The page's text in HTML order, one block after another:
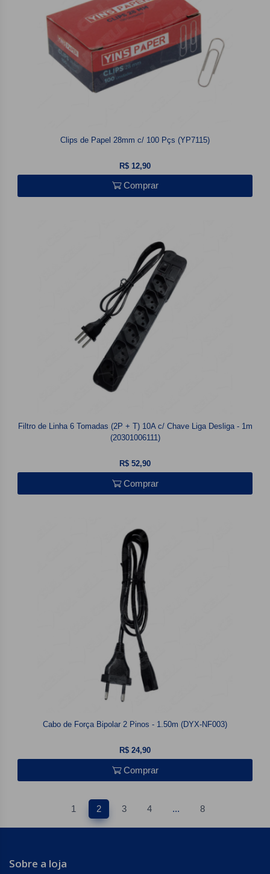
Clips de Papel 28mm c/ 100 Pçs (YP7115)
R$ 12,90
Comprar
Filtro de Linha 6 Tomadas (2P + T) 10A c/ Chave Liga Desliga - 1m
(20301006111)
R$ 52,90
Comprar
Cabo de Força Bipolar 2 Pinos - 1.50m (DYX-NF003)
R$ 24,90
Comprar
1 2 3 4 ... 8
Sobre a loja